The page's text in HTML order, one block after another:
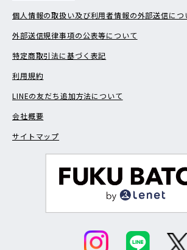
個人情報の取扱い及び利用者情報の外部送信につ
外部送信規律事項の公表等について
特定商取引法に基づく表記
利用規約
LINEの友だち追加方法について
会社概要
サイトマップ